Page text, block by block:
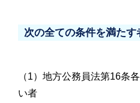
次の全ての条件を満たす
（1）地方公務員法第16条
い者